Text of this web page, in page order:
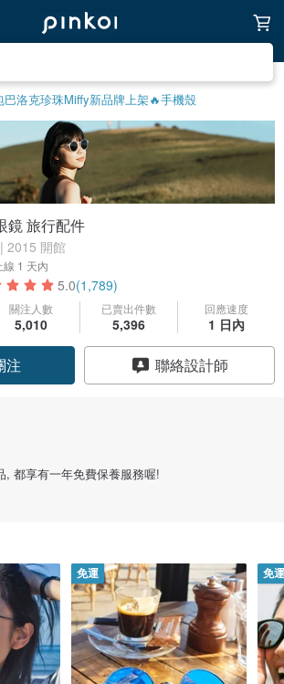
巴洛克珍珠Miffy新品牌上架🔥手機殼
鏡 旅行配件
2015 開館
線 1 天內
5.0(1,789)
關注人數
5,010
已賣出件數
5,396
回應速度
1 日內
注
聯絡設計師
, 都享有一年免費保養服務喔!
免運 免